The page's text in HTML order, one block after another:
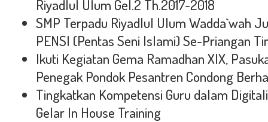
Riyadlul Ulum Gel.2 Th.2017-2018
SMP Terpadu Riyadlul Ulum Wadda`wah
PENSI (Pentas Seni Islami) Se-Priangan
Ikuti Kegiatan Gema Ramadhan XIX,
Penegak Pondok Pesantren Condong
Tingkatkan Kompetensi Guru dalam
Gelar In House Training